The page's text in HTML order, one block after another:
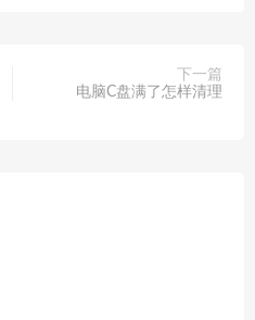
下一篇
电脑C盘满了怎样清理